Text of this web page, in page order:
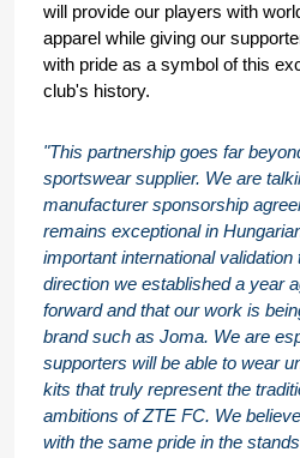
will provide our players with
apparel while giving our
with pride as a symbol of this
club's history.
"This partnership goes far
sportswear supplier. We are
manufacturer sponsorship
remains exceptional in
important international validation
direction we established a year
forward and that our work is
brand such as Joma. We are
supporters will be able to wear
kits that truly represent the
ambitions of ZTE FC. We
with the same pride in the